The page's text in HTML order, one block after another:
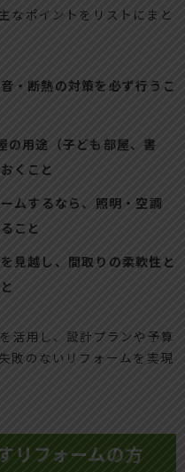
なポイントをリストにまと
・断熱の対策を必ず行うこ
の用途（子ども部屋、書
くこと
ムするなら、照明・空調
こと
見越し、間取りの柔軟性と
活用し、設計プランや予算
敗のないリフォームを実現
リフォームの方